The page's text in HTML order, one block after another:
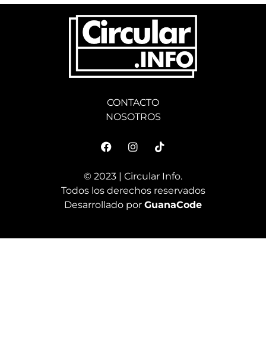
CONTACTO
NOSOTROS
© 2023 | Circular Info.
Todos los derechos reservados
Desarrollado por GuanaCode